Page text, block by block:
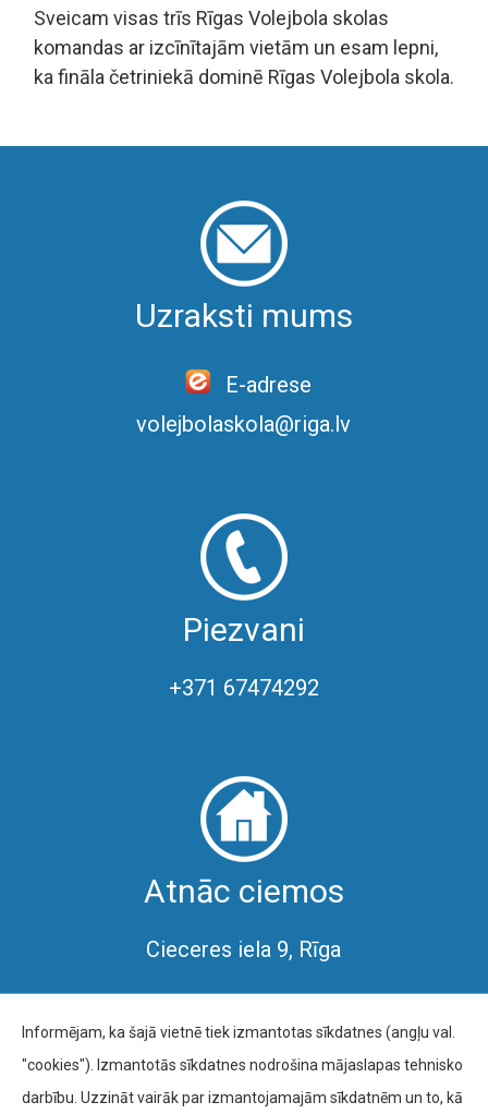
Informējam, ka šajā vietnē tiek izmantotas sīkdatnes (angļu val.
"cookies"). Izmantotās sīkdatnes nodrošina mājaslapas tehnisko
darbību. Uzzināt vairāk par izmantojamajām sīkdatnēm un to, kā
Sveicam visas trīs Rīgas Volejbola skolas
komandas ar izcīnītajām vietām un esam lepni,
ka fināla četriniekā dominē Rīgas Volejbola skola.
Uzraksti mums
E-adrese
volejbolaskola@riga.lv
Piezvani
+371 67474292
Atnāc ciemos
Cieceres iela 9, Rīga